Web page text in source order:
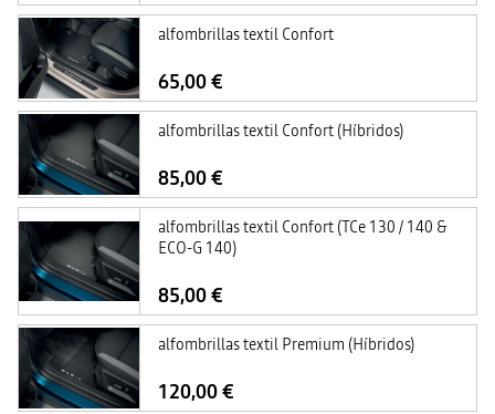
alfombrillas textil Confort
65,00 €
alfombrillas textil Confort (Híbridos)
85,00 €
alfombrillas textil Confort (TCe 130 / 140 &
ECO-G 140)
85,00 €
alfombrillas textil Premium (Híbridos)
120,00 €